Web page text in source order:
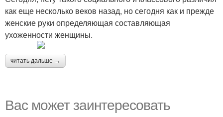
как еще несколько веков назад, но сегодня как и прежде
женские руки определяющая составляющая
ухоженности женщины.
читать дальше →
Вас может заинтересовать